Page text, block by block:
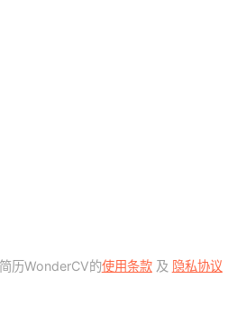
历WonderCV的使用条款及 隐私协议